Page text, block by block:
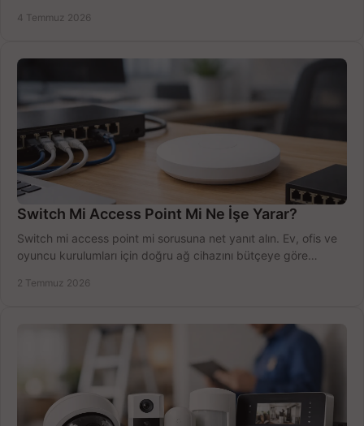
4 Temmuz 2026
Switch Mi Access Point Mi Ne İşe Yarar?
Switch mi access point mi sorusuna net yanıt alın. Ev, ofis ve
oyuncu kurulumları için doğru ağ cihazını bütçeye göre
2 Temmuz 2026